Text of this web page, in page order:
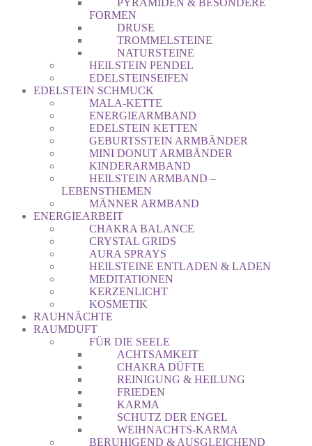
PYRAMIDEN & BESONDERE
FORMEN
DRUSE
TROMMELSTEINE
NATURSTEINE
HEILSTEIN PENDEL
EDELSTEINSEIFEN
EDELSTEIN SCHMUCK
MALA-KETTE
ENERGIEARMBAND
EDELSTEIN KETTEN
GEBURTSSTEIN ARMBÄNDER
MINI DONUT ARMBÄNDER
KINDERARMBAND
HEILSTEIN ARMBAND –
LEBENSTHEMEN
MÄNNER ARMBAND
ENERGIEARBEIT
CHAKRA BALANCE
CRYSTAL GRIDS
AURA SPRAYS
HEILSTEINE ENTLADEN & LADEN
MEDITATIONEN
KERZENLICHT
KOSMETIK
RAUHNÄCHTE
RAUMDUFT
FÜR DIE SEELE
ACHTSAMKEIT
CHAKRA DÜFTE
REINIGUNG & HEILUNG
FRIEDEN
KARMA
SCHUTZ DER ENGEL
WEIHNACHTS-KARMA
BERUHIGEND & AUSGLEICHEND